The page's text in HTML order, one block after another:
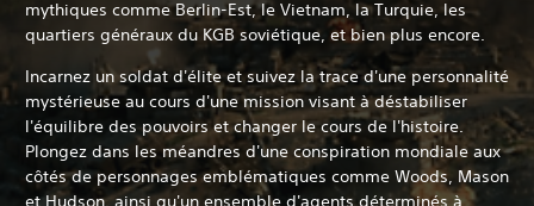
mythiques comme Berlin-Est, le Vietnam, la Turquie, les
quartiers généraux du KGB soviétique, et bien plus encore.
Incarnez un soldat d'élite et suivez la trace d'une personnalité
mystérieuse au cours d'une mission visant à déstabiliser
l'équilibre des pouvoirs et changer le cours de l'histoire.
Plongez dans les méandres d'une conspiration mondiale aux
côtés de personnages emblématiques comme Woods, Mason
et Hudson, ainsi qu'un ensemble d'agents déterminés à